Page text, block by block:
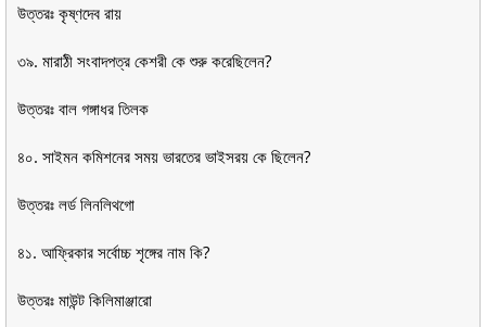
উত্তরঃ কৃষ্ণদেব রায়
৩৯. মারাঠী সংবাদপত্র কেশরী কে শুরু করেছিলেন?
উত্তরঃ বাল গঙ্গাধর তিলক
৪০. সাইমন কমিশনের সময় ভারতের ভাইসরয় কে ছিলেন?
উত্তরঃ লর্ড লিনলিথগো
৪১. আফ্রিকার সর্বোচ্চ শৃঙ্গের নাম কি?
উত্তরঃ মাউন্ট কিলিমাঞ্জারো